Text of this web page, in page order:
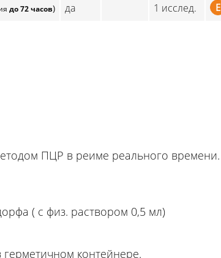
до 72 часов) да 1 исслед. E
ПЦР в реиме реального времени.
( с физ. раствором 0,5 мл)
контейнере.